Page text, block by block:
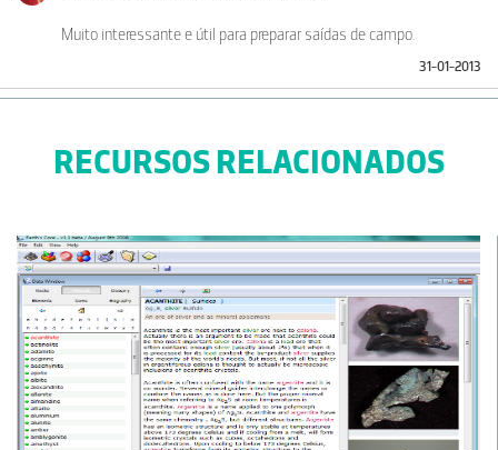
Muito interessante e útil para preparar saídas de campo.
31-01-2013
Excelente material!
Sónia
Excelente trabalho da Prof. Dra. Edite Bolacha. Em virtude de não
ter a possibilidade de levar os meus alunos a uma aula de campo
à Serra de Sintra pois a distância é um entrave à sua realização.
Assim, pretendo utilizar este material para uma aula de campo
virtual a esta área. Não é a mesma coisa, eu sei, mas assim
RECURSOS RELACIONADOS